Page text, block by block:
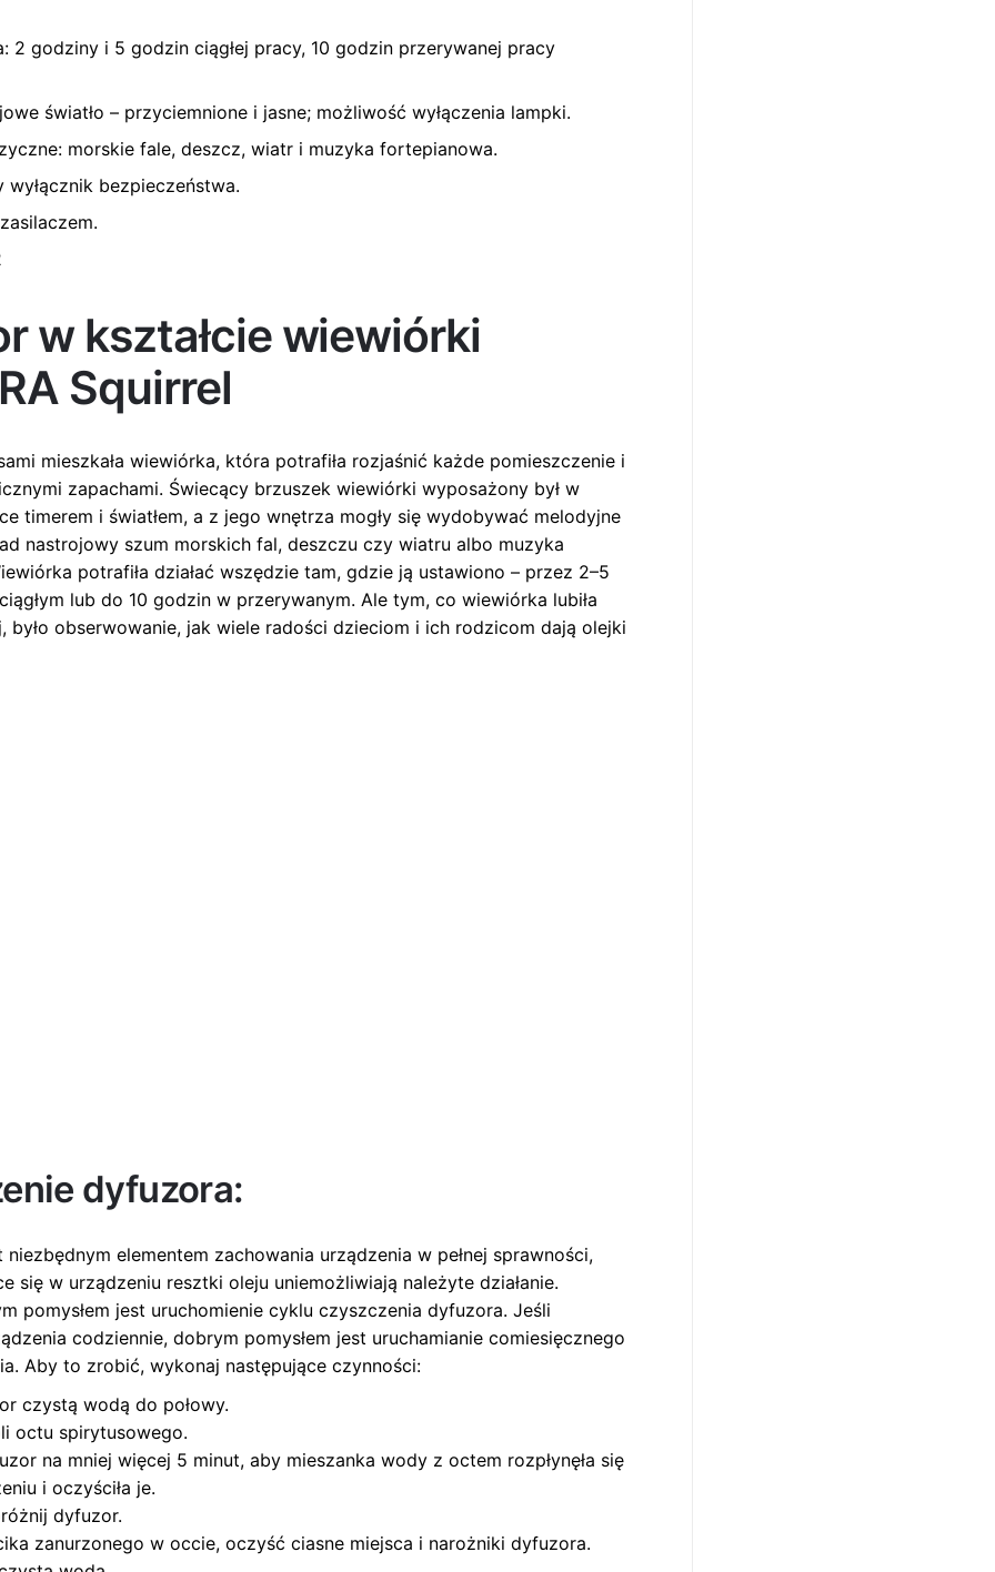
2 godziny i 5 godzin ciągłej pracy, 10 godzin przerywanej pracy
światło – przyciemnione i jasne; możliwość wyłączenia lampki.
morskie fale, deszcz, wiatr i muzyka fortepianowa.
wyłącznik bezpieczeństwa.
w kształcie wiewiórki
Squirrel
mieszkała wiewiórka, która potrafiła rozjaśnić każde pomieszczenie i
zapachami. Świecący brzuszek wiewiórki wyposażony był w
timerem i światłem, a z jego wnętrza mogły się wydobywać melodyjne
nastrojowy szum morskich fal, deszczu czy wiatru albo muzyka
potrafiła działać wszędzie tam, gdzie ją ustawiono – przez 2–5
lub do 10 godzin w przerywanym. Ale tym, co wiewiórka lubiła
było obserwowanie, jak wiele radości dzieciom i ich rodzicom dają olejki
dyfuzora:
niezbędnym elementem zachowania urządzenia w pełnej sprawności,
się w urządzeniu resztki oleju uniemożliwiają należyte działanie.
pomysłem jest uruchomienie cyklu czyszczenia dyfuzora. Jeśli
codziennie, dobrym pomysłem jest uruchamianie comiesięcznego
Aby to zrobić, wykonaj następujące czynności:
czystą wodą do połowy.
octu spirytusowego.
na mniej więcej 5 minut, aby mieszanka wody z octem rozpłynęła się
i oczyściła je.
dyfuzor.
zanurzonego w occie, oczyść ciasne miejsca i narożniki dyfuzora.